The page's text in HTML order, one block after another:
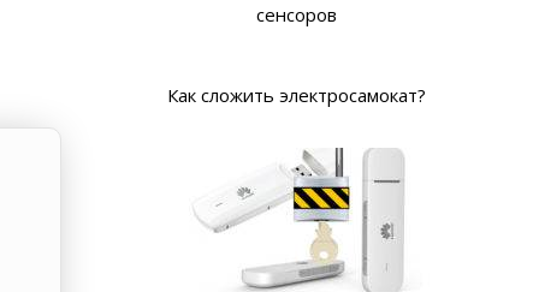
сенсоров
Как сложить электросамокат?